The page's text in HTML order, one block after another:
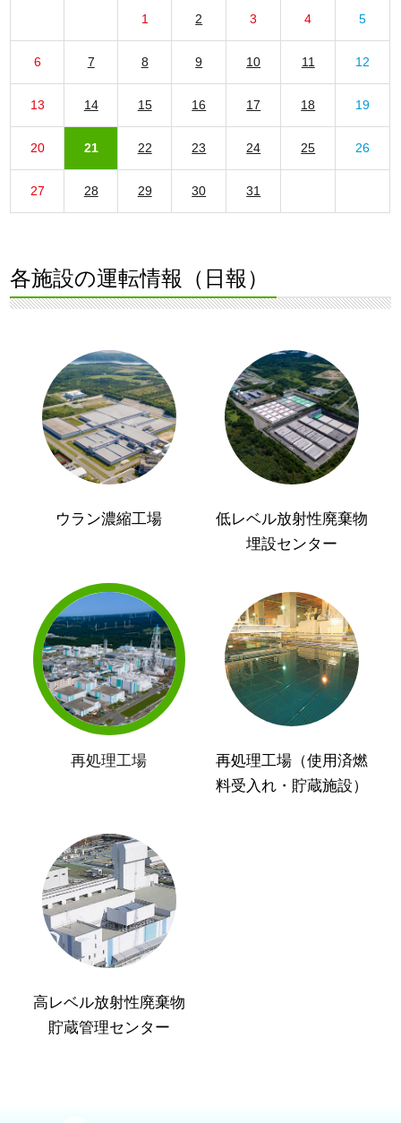
1 2 3 4 5
6 7 8 9 10 11 12
13 14 15 16 17 18 19
20 21 22 23 24 25 26
27 28 29 30 31
各施設の運転情報（日報）
ウラン濃縮工場
低レベル放射性廃棄物
埋設センター
再処理工場
再処理工場（使用済燃
料受入れ・貯蔵施設）
高レベル放射性廃棄物
貯蔵管理センター